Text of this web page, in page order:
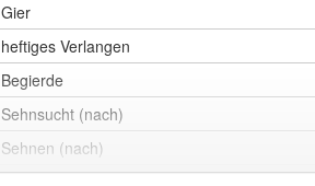
Gier
heftiges Verlangen
Begierde
Sehnsucht (nach)
Sehnen (nach)